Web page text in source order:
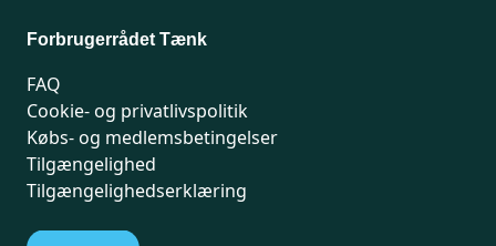
Forbrugerrådet Tænk
FAQ
Cookie- og privatlivspolitik
Købs- og medlemsbetingelser
Tilgængelighed
Tilgængelighedserklæring